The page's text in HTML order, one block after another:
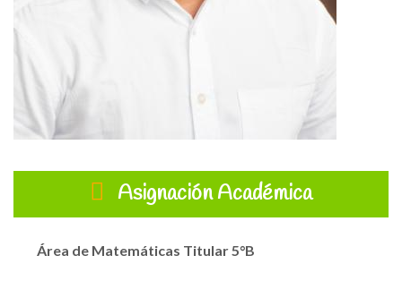
Asignación Académica
Área de Matemáticas Titular 5°B